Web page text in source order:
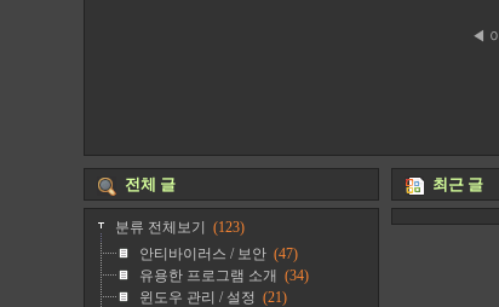
◀
전체 글
분류 전체보기
(123)
안티바이러스 / 보안 (47)
유용한 프로그램 소개 (34)
윈도우 관리 / 설정 (21)
최근 글